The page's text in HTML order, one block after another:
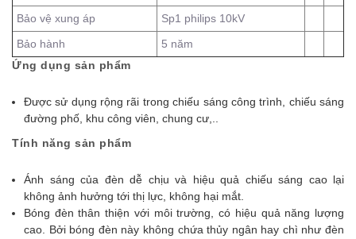
Bảo vệ xung áp
Sp1 philips 10kV
Bảo hành
5 năm
Ứng dụng sản phẩm
Được sử dụng rộng rãi trong chiếu sáng công trình, chiếu sáng
đường phố, khu công viên, chung cư,..
Tính năng sản phẩm
Ánh sáng của đèn dễ chịu và hiệu quả chiếu sáng cao lại
không ảnh hưởng tới thị lực, không hại mắt.
Bóng đèn thân thiện với môi trường, có hiệu quả năng lượng
cao. Bởi bóng đèn này không chứa thủy ngân hay chì như đèn